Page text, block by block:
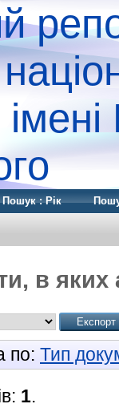
Пошук : Рік
в яких
по: Тип
1.